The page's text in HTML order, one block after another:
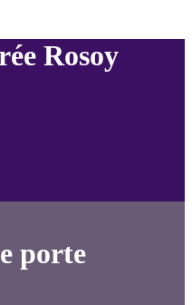
Rosoy
porte